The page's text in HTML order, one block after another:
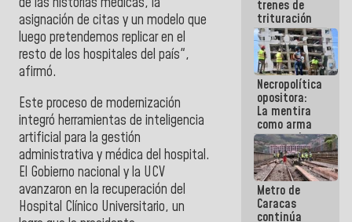
asignación de citas y un modelo que
luego pretendemos replicar en el
resto de los hospitales del país",
afirmó.
Este proceso de modernización
integró herramientas de inteligencia
artificial para la gestión
administrativa y médica del hospital.
El Gobierno nacional y la UCV
avanzaron en la recuperación del
Hospital Clínico Universitario, un
trenes de
trituración
para
optimizar
manejo de
escombros
en La Guaira
Necropolítica
opositora:
La mentira
como arma
contra el
Pueblo
Metro de
Caracas
continúa